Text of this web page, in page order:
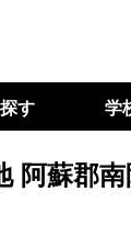
す 学
阿蘇郡